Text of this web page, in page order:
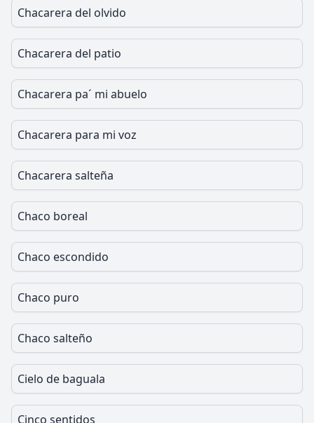
Chacarera del olvido
Chacarera del patio
Chacarera pa´ mi abuelo
Chacarera para mi voz
Chacarera salteña
Chaco boreal
Chaco escondido
Chaco puro
Chaco salteño
Cielo de baguala
Cinco sentidos